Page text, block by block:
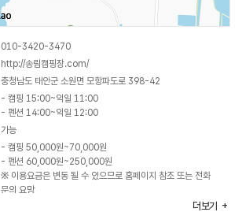
010-3420-3470
http://송림캠핑장.com/
충청남도 태안군 소원면 모항파도로 398-42
- 캠핑 15:00~익일 11:00
- 펜션 14:00~익일 12:00
가능
- 캠핑 50,000원~70,000원
- 펜션 60,000원~250,000원
※ 이용요금은 변동 될 수 있으므로 홈페이지 참조 또는 전화
문의 요망
더보기